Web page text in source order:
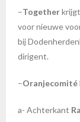
–Together
voor nieuwe
bij
dirigent.
–Oranjecomité
a- Achterkant